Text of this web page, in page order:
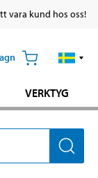
vara kund hos oss!
VERKTYG